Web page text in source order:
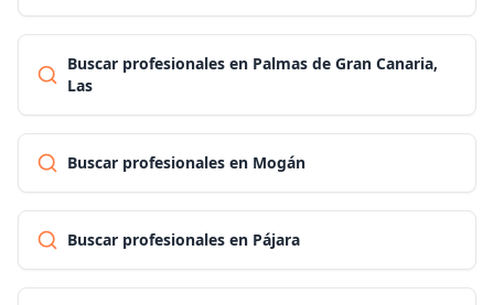
Buscar profesionales en Palmas de Gran Canaria,
Las
Buscar profesionales en Mogán
Buscar profesionales en Pájara